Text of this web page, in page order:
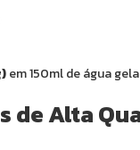
em 150ml de água
de Alta